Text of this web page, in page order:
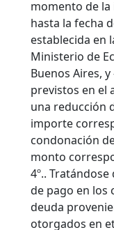
momento de
hasta la fecha
establecida en
Ministerio de
Buenos Aires,
previstos en el
una reducción
importe
condonación
monto
4º..
de pago en los
deuda
otorgados en